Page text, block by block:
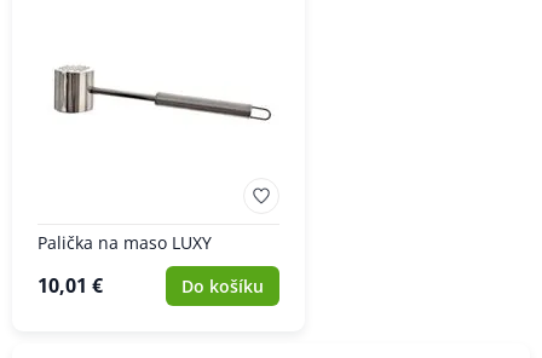
Palička na maso LUXY
10,01 € Do košíku